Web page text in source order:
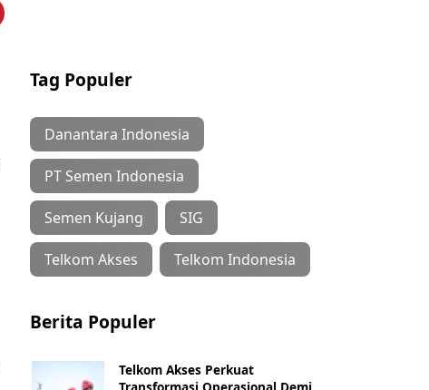
Tag Populer
Danantara Indonesia
PT Semen Indonesia
Semen Kujang SIG
Telkom Akses Telkom Indonesia
Berita Populer
Telkom Akses Perkuat